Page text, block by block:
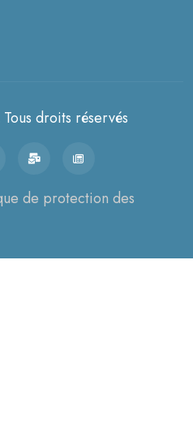
droits réservés
de protection des